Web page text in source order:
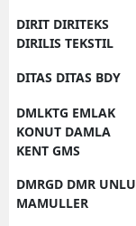
DIRIT DIRITEKS
DIRILIS TEKSTIL
DITAS DITAS BDY
DMLKTG EMLAK
KONUT DAMLA
KENT GMS
DMRGD DMR UNLU
MAMULLER